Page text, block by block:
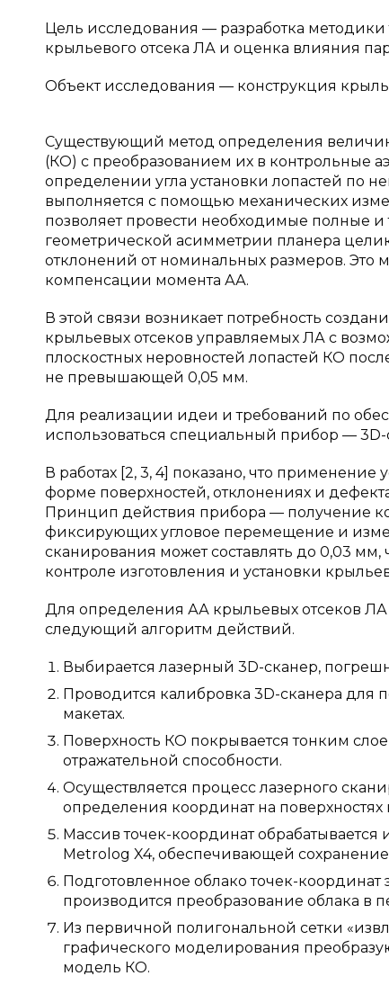
Цель исследования — разработка
крыльевого отсека ЛА и оценка влияния
Объект исследования — конструкция
Существующий метод определения
(КО) c преобразованием их в контрольные
определении угла установки лопастей по
выполняется с помощью механических
позволяет провести необходимые полные
геометрической асимметрии планера
отклонений от номинальных размеров. Это
компенсации момента АА.
В этой связи возникает потребность
крыльевых отсеков управляемых ЛА с
плоскостных неровностей лопастей КО
не превышающей 0,05 мм.
Для реализации идеи и требований по
использоваться специальный прибор — 3D-
В работах [2, 3, 4] показано, что применение
форме поверхностей, отклонениях и
Принцип действия прибора — получение
фиксирующих угловое перемещение и
сканирования может составлять до 0,03
контроле изготовления и установки
Для определения АА крыльевых отсеков
следующий алгоритм действий.
Выбирается лазерный 3D-сканер,
Проводится калибровка 3D-сканера
макетах.
Поверхность КО покрывается тонким
отражательной способности.
Осуществляется процесс лазерного
определения координат на
Массив точек-координат
Metrolog X4, обеспечивающей
Подготовленное облако точек-
производится преобразование облака в
Из первичной полигональной сетки
графического моделирования
модель КО.